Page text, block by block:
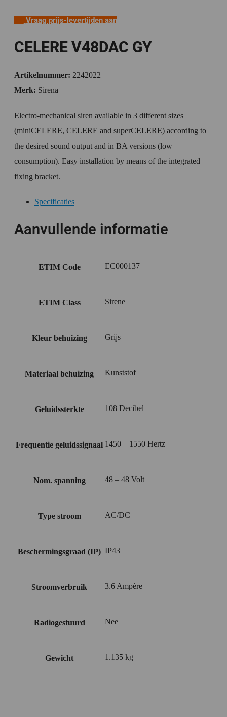
Vraag prijs-levertijden aan
CELERE V48DAC GY
Artikelnummer: 2242022
Merk: Sirena
Electro-mechanical siren available in 3 different sizes
(miniCELERE, CELERE and superCELERE) according to
the desired sound output and in BA versions (low
consumption). Easy installation by means of the integrated
fixing bracket.
Specificaties
Aanvullende informatie
ETIM Code EC000137
ETIM Class Sirene
Kleur behuizing Grijs
Materiaal behuizing Kunststof
Geluidssterkte 108 Decibel
Frequentie geluidssignaal 1450 – 1550 Hertz
Nom. spanning 48 – 48 Volt
Type stroom AC/DC
Beschermingsgraad (IP) IP43
Stroomverbruik 3.6 Ampère
Radiogestuurd Nee
Gewicht 1.135 kg